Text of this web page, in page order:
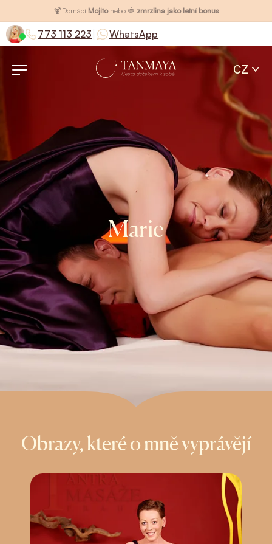
🍹Domácí Mojitonebo 🍓 zmrzlina jako letní bonus
773 113 223 WhatsApp
CZ
Marie
Obrazy, které o mně vyprávějí